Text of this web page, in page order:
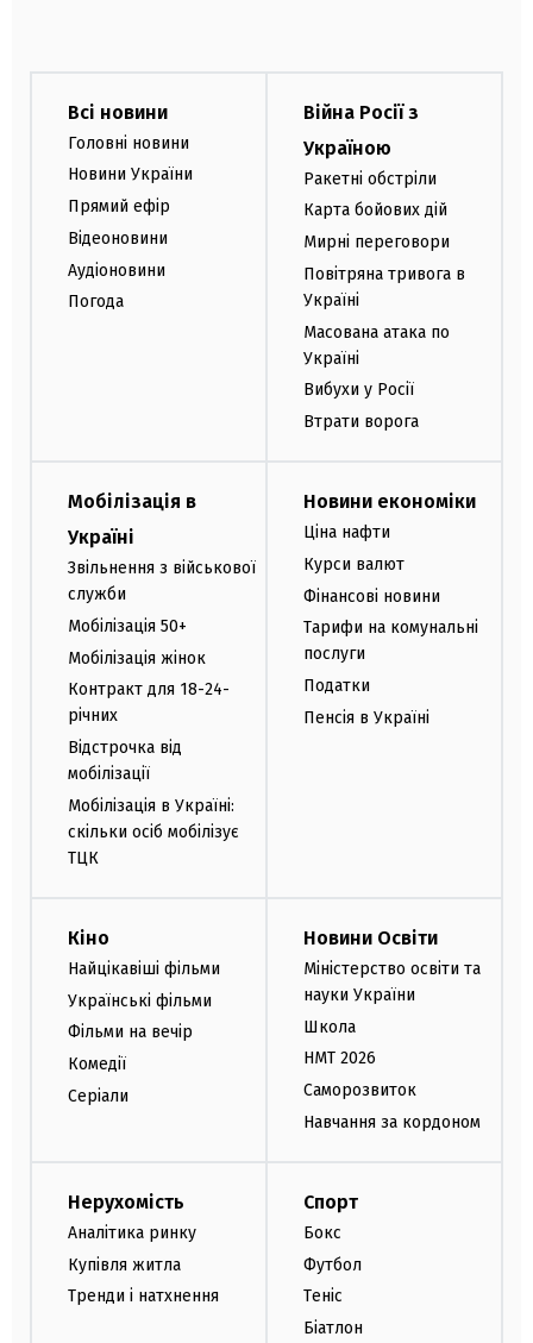
Всі новини
Головні новини
Новини України
Прямий ефір
Відеоновини
Аудіоновини
Погода
Війна Росії з
Україною
Ракетні обстріли
Карта бойових дій
Мирні переговори
Повітряна тривога в
Україні
Масована атака по
Україні
Вибухи у Росії
Втрати ворога
Мобілізація в
Україні
Звільнення з військової
служби
Мобілізація 50+
Мобілізація жінок
Контракт для 18-24-
річних
Відстрочка від
мобілізації
Мобілізація в Україні:
скільки осіб мобілізує
ТЦК
Новини економіки
Ціна нафти
Курси валют
Фінансові новини
Тарифи на комунальні
послуги
Податки
Пенсія в Україні
Кіно
Найцікавіші фільми
Українські фільми
Фільми на вечір
Комедії
Серіали
Новини Освіти
Міністерство освіти та
науки України
Школа
НМТ 2026
Саморозвиток
Навчання за кордоном
Нерухомість
Аналітика ринку
Купівля житла
Тренди і натхнення
Спорт
Бокс
Футбол
Теніс
Біатлон